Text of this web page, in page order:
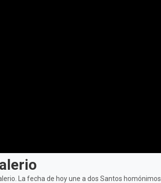
La fecha de hoy une a dos Santos homónimos.